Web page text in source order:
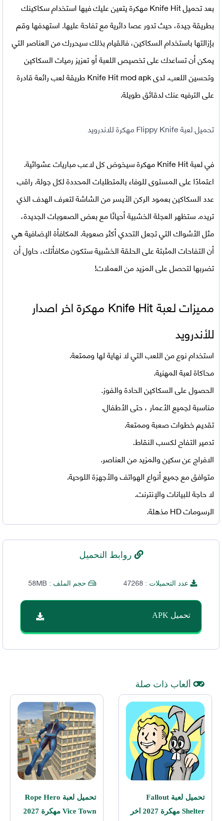
بعدتحميل Knife Hit مهكرة
يتعين عليك فيها استخدام سكاكينك
بطريقة جيدة، حيث تدور عصا دائرية مع تفاحة عليها. استهدفها وقم
بإزالتها باستخدام السكاكين، فالقيام بذلك سيحررك من العناصر التي
يمكن أن تساعدك على تخصيص اللعبة أو تعزيز رميات السكاكين
وتحسين اللعب. لدىKnife Hit mod apkطريقة لعب رائعة قادرة
على الترفيه عنك لدقائق طويلة.
تحميل لعبة Flippy Knife مهكرة للاندرويد
فيلعبةKnife Hit مهكرة
سيخوض كل لاعب مباريات عشوائية.
اعتمادًا على المستوى للوفاء بالمتطلبات المحددة لكل جولة. راقب
عدد السكاكين بعمود الركن الأيسر من الشاشة لتعرف الهدف الذي
تريده. ستظهر العجلة الخشبية أحيانًا مع بعض الصعوبات الجديدة،
مثل الأشواك التي تجعل التحدي أكثر صعوبة. المكافأة الإضافية هي
أن التفاحات المثبتة على الحلقة الخشبية ستكون مكافأتك، حاول أن
تضربها لتحصل على المزيد من العملات!
مميزات لعبة Knife Hit مهكرة اخر اصدار
للأندرويد
استخدام نوع من اللعب التي لا نهاية لها وممتعة.
محاكاة لعبة المهنية.
الحصول على السكاكين الحادة والفوز.
مناسبة لجميع الأعمار ، حتى الأطفال.
تقديم خطوات صعبة وممتعة.
تدمير التفاح لكسب النقاط.
الافراج عن سكين والمزيد من العناصر.
متوافق مع جميع أنواع الهواتف والأجهزة اللوحية.
لا حاجة للبيانات والإنترنت.
الرسومات HD مذهلة.
روابط التحميل
عدد التحميلات :47268 حجم الملف : 58MB
تحميل APK
ألعاب ذات صلة
تحميل لعبة Fallout
Shelter مهكرة 2027 اخر
تحميل لعبة Rope Hero
Vice Town مهكرة 2027